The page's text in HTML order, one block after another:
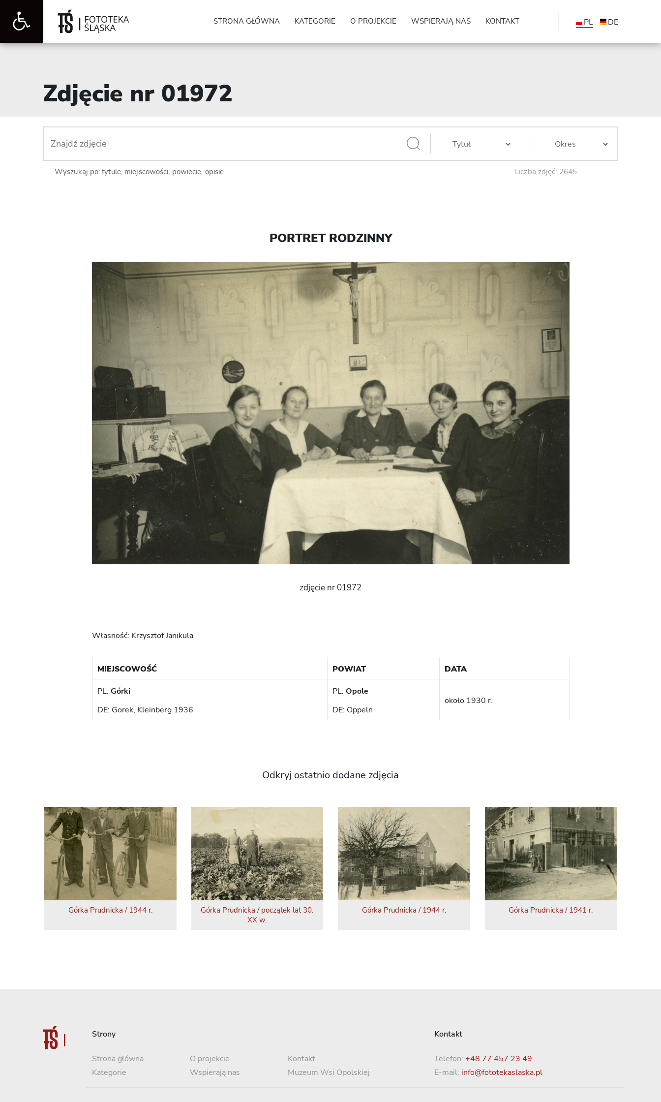
Otwórz
narzędzi
STRONA GŁÓWNA KATEGORIE O PROJEKCIE WSPIERAJĄ NAS KONTAKT PL DE
Zdjęcie nr 01972
Wyszukaj po: tytule, miejscowości, powiecie, opisie Liczba zdjęć: 2645
PORTRET RODZINNY
zdjęcie nr 01972
Własność: Krzysztof Janikula
MIEJSCOWOŚĆ POWIAT DATA
PL: Górki
DE: Gorek, Kleinberg 1936
PL: Opole
DE: Oppeln
około 1930 r.
Odkryj ostatnio dodane zdjęcia
Górka Prudnicka / 1944 r.
Górka Prudnicka / początek lat 30.
XX w.
Górka Prudnicka / 1944 r. Górka Prudnicka / 1941 r.
Strony
Strona główna
Kategorie
O projekcie
Wspierają nas
Kontakt
Muzeum Wsi Opolskiej
Kontakt
Telefon: +48 77 457 23 49
E-mail: info@fototekaslaska.pl